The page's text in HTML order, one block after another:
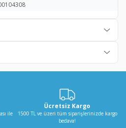
ile
Ücretsiz Kargo
1500 TL ve üzeri tüm siparişlerinizde kargo
bedava!